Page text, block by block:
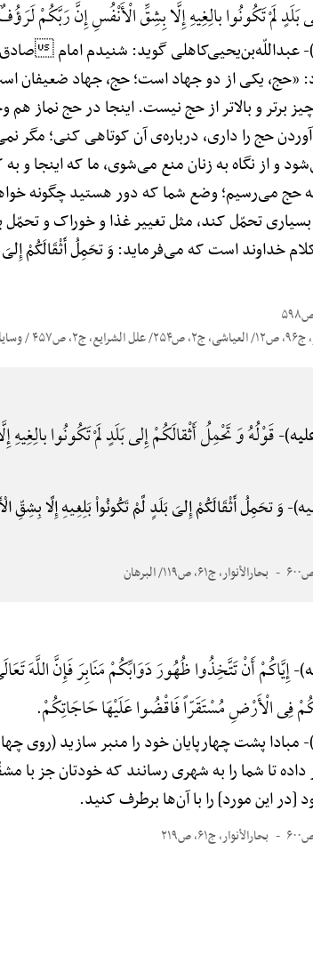
لَمْ تَکُونُوا بالِغِیهِ إِلَّا بِشِقِّ الْأَنْفُسِ إِنَّ رَبَّکُمْ
عبداللّه‌بن‌یحیی‌کاهلی گوید: شنیدم امام
«حج، یکی از دو جهاد است؛ حج، جهاد ضعیفان
برتر و بالاتر از حج نیست. اینجا در حج نماز
حج را داری، درباره‌ی آن کوتاهی کنی؛ مگر
و از نگاه به زنان منع می‌شوی، ما که اینجا و
حج می‌رسیم؛ وضع شما که دور هستید چگونه
تحمّل کند، مثل تغییر غذا و خوراک و تحمّل
خداوند است که می‌فرماید: وَ تحَمِلُ أَثْقَالَکُمْ إِلیَ
قَوْلُهُ وَ تَحْمِلُ أَثْقالَکُمْ إِلی بَلَدٍ لَمْ تَکُونُوا
وَ تحَمِلُ أَثْقَالَکُمْ إِلیَ بَلَدٍ لَّمْ تَکُونُواْ بَلِغِیهِ إِلَّا
بحارالأنوار، ج۶۱، ص۱۱۹/ البرهان
إِیَّاکُمْ أَنْ تَتَّخِذُوا ظُهُورَ دَوَابِّکُمْ مَنَابِرَ فَإِنَّ اللَّهَ
فِی الْأَرْضِ مُسْتَقَرّاً فَاقْضُوا عَلَیْهَا حَاجَاتِکُمْ.
مبادا پشت چهارپایان خود را منبر سازید (روی
تا شما را به شهری رسانند که خودتان جز با
[در این مورد] را با آن‌ها برطرف کنید.
بحارالأنوار، ج۶۱، ص۲۱۹